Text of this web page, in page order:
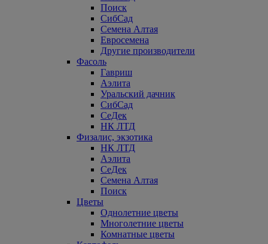
Поиск
СибСад
Семена Алтая
Евросемена
Другие производители
Фасоль
Гавриш
Аэлита
Уральский дачник
СибСад
СеДек
НК ЛТД
Физалис, экзотика
НК ЛТД
Аэлита
СеДек
Семена Алтая
Поиск
Цветы
Однолетние цветы
Многолетние цветы
Комнатные цветы